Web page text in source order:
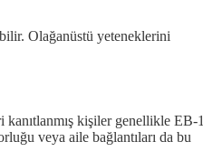
Olağanüstü yeteneklerini
kişiler genellikle EB-1
veya aile bağlantıları da bu